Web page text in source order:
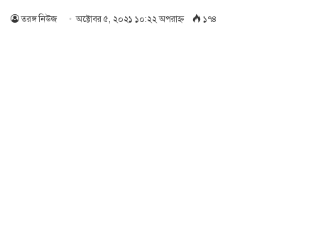
তরঙ্গ নিউজ অক্টোবর ৫, ২০২১ ১০:২২ অপরাহ্ণ ১৭৪